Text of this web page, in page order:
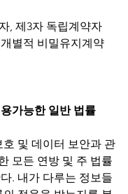
, 제3자 독립계약자
별적 비밀유지계약
가능한 일반 법률
및 데이터 보안과 관
모든 연방 및 주 법률
. 내가 다루는 정보들